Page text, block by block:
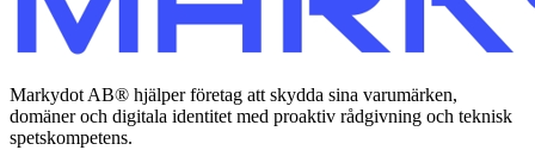
Markydot AB® hjälper företag att skydda sina varumärken,
domäner och digitala identitet med proaktiv rådgivning och teknisk
spetskompetens.